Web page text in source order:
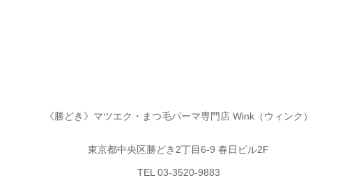
《勝どき》マツエク・まつ毛パーマ専門店 Wink（ウィンク）
東京都中央区勝どき2丁目6-9 春日ビル2F
TEL 03-3520-9883